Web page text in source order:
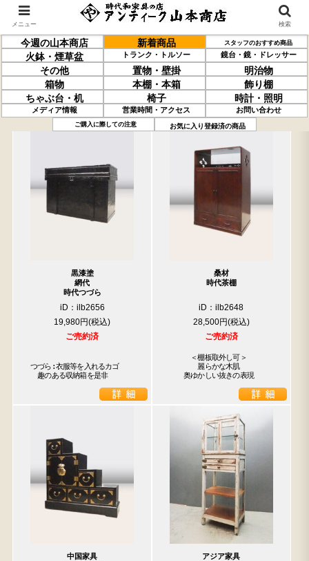
今週の山本商店 新着商品 スタッフのおすすめ商品
火鉢・煙草盆 トランク・トルソー 鏡台・鏡・ドレッサー
その他 置物・壁掛
明治物
箱物
本棚・本箱
飾り棚
ちゃぶ台・机
椅子 時計・照明
メディア情報 営業時間・アクセス お問い合わせ
ご購入に際しての注意 お気に入り登録済の商品
過去の取り扱い商品(6月12日分) 売約済の商品を非表示にする
黒漆塗
網代
時代つづら
iD：ilb2656
19,980円
ご売約済
つづら:衣服等を入れるカゴ
趣のある収納箱を是非
桑材
時代茶棚
iD：ilb2648
28,500円
ご売約済
＜棚板取外し可＞
麗らかな木肌
奥ゆかしい抜きの表現
中国家具
アジア家具
メニュー 検索